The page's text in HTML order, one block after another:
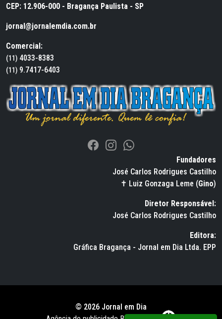
CEP: 12.906-000 - Bragança Paulista - SP
jornal@jornalemdia.com.br
Comercial:
(11) 4033-8383
(11) 9.7417-6403
Fundadores
José Carlos Rodrigues Castilho
✝ Luiz Gonzaga Leme (Gino)
Diretor Responsável:
José Carlos Rodrigues Castilho
Editora:
Gráfica Bragança - Jornal em Dia Ltda. EPP
© 2026 Jornal em Dia